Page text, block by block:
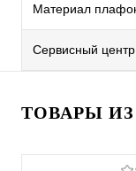
Материал
Сервисный центр
ТОВАРЫ